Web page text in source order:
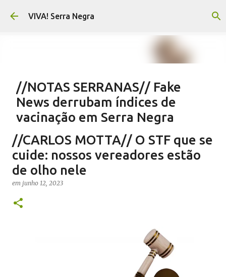
Pular para o conteúdo principal
VIVA! Serra Negra
//NOTAS SERRANAS// Fake
News derrubam índices de
vacinação em Serra Negra
SALETE SILVA SAÚDE SERRA NEGRA VACINAÇÃO SERRA NEGRA
VIVA! SERRA NEGRA NO AR
0
//CARLOS MOTTA// O STF que se
cuide: nossos vereadores estão
de olho nele
em junho 12, 2023